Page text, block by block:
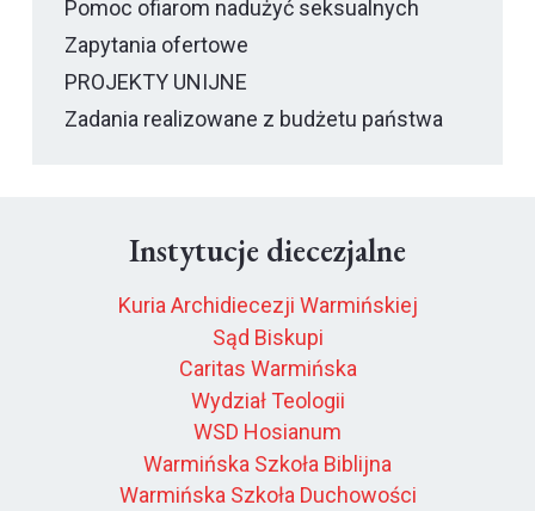
Pomoc ofiarom nadużyć seksualnych
Zapytania ofertowe
PROJEKTY UNIJNE
Zadania realizowane z budżetu państwa
Instytucje diecezjalne
Kuria Archidiecezji Warmińskiej
Sąd Biskupi
Caritas Warmińska
Wydział Teologii
WSD Hosianum
Warmińska Szkoła Biblijna
Warmińska Szkoła Duchowości